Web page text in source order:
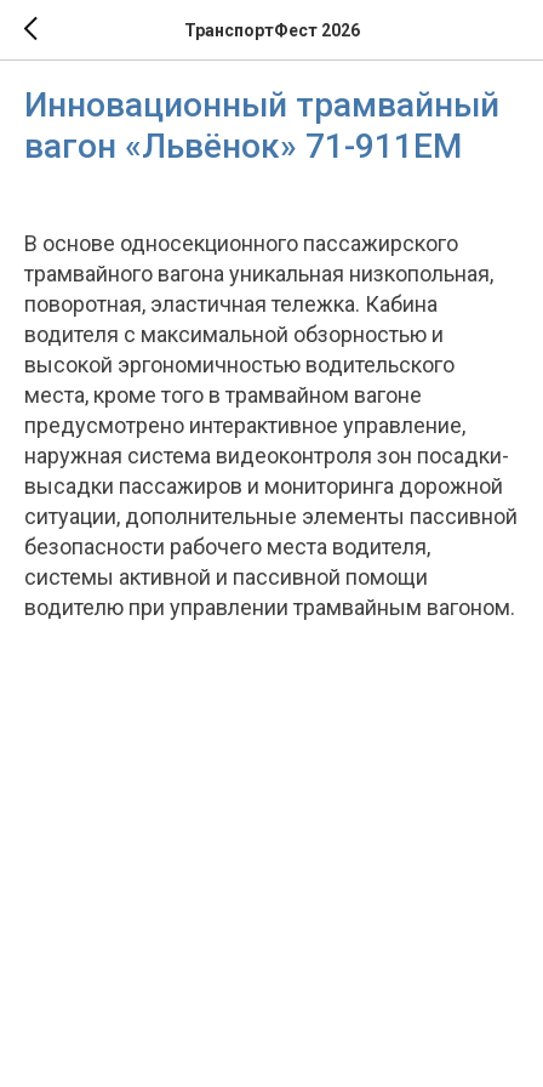
ТранспортФест 2026
Инновационный трамвайный
вагон «Львёнок» 71-911ЕМ
В основе односекционного пассажирского
трамвайного вагона уникальная низкопольная,
поворотная, эластичная тележка. Кабина
водителя с максимальной обзорностью и
высокой эргономичностью водительского
места, кроме того в трамвайном вагоне
предусмотрено интерактивное управление,
наружная система видеоконтроля зон посадки-
высадки пассажиров и мониторинга дорожной
ситуации, дополнительные элементы пассивной
безопасности рабочего места водителя,
системы активной и пассивной помощи
водителю при управлении трамвайным вагоном.